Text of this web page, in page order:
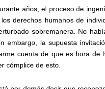
años, el proceso de
derechos humanos de
sobremanera. No
embargo, la supuesta
cuenta de que es hora de
cómplice de esto.